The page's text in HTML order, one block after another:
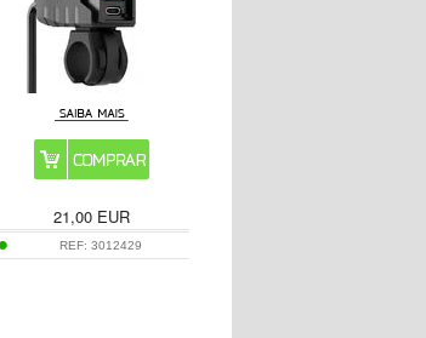
21,00 EUR
REF:3012429